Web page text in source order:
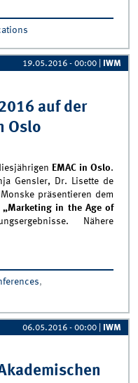
ausgezeichnet
19.05.2016 - 00:00 IWM
auf der
Oslo
EMAC in Oslo.
Gensler, Dr. Lisette de
präsentieren dem
„Marketing in the Age of
Nähere
2016 auf der 45. EMAC
,
06.05.2016 - 00:00 IWM